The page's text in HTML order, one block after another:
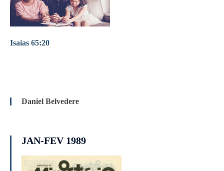
Isaías 65:20
Daniel Belvedere
JAN-FEV 1989